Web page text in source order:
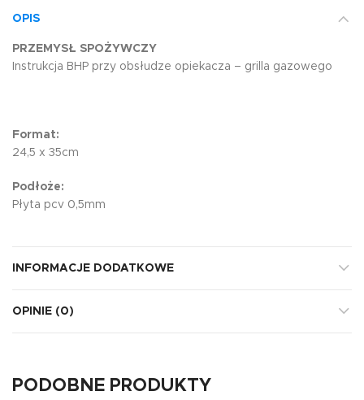
OPIS
PRZEMYSŁ SPOŻYWCZY
Instrukcja BHP przy obsłudze opiekacza – grilla gazowego
Format:
24,5 x 35cm
Podłoże:
Płyta pcv 0,5mm
INFORMACJE DODATKOWE
OPINIE (0)
PODOBNE PRODUKTY